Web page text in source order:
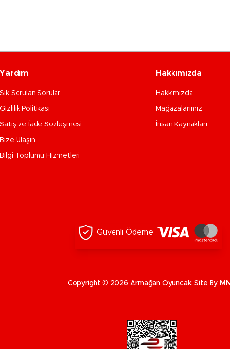
Yardım
Sık Sorulan Sorular
Gizlilik Politikası
Satış ve İade Sözleşmesi
Bize Ulaşın
Bilgi Toplumu Hizmetleri
Hakkımızda
Hakkımızda
Mağazalarımız
İnsan Kaynakları
Güvenli Ödeme
Copyright © 2026 Armağan Oyuncak. Site By